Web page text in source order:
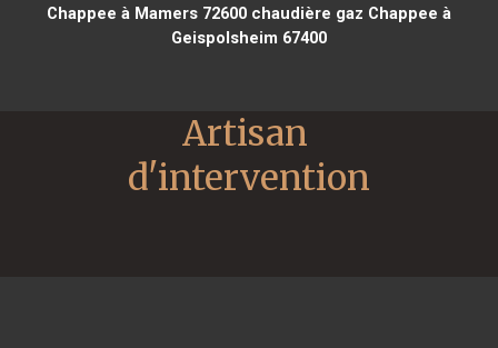
Chappee à Mamers 72600chaudière gaz Chappee à
Geispolsheim 67400
Artisan
d'intervention